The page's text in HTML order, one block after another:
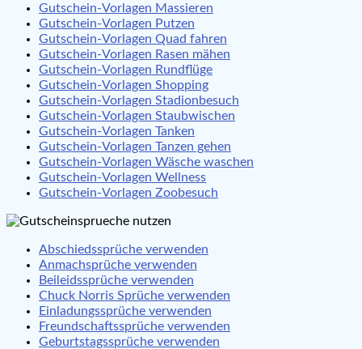
Gutschein-Vorlagen Massieren
Gutschein-Vorlagen Putzen
Gutschein-Vorlagen Quad fahren
Gutschein-Vorlagen Rasen mähen
Gutschein-Vorlagen Rundflüge
Gutschein-Vorlagen Shopping
Gutschein-Vorlagen Stadionbesuch
Gutschein-Vorlagen Staubwischen
Gutschein-Vorlagen Tanken
Gutschein-Vorlagen Tanzen gehen
Gutschein-Vorlagen Wäsche waschen
Gutschein-Vorlagen Wellness
Gutschein-Vorlagen Zoobesuch
Abschiedssprüche verwenden
Anmachsprüche verwenden
Beileidssprüche verwenden
Chuck Norris Sprüche verwenden
Einladungssprüche verwenden
Freundschaftssprüche verwenden
Geburtstagssprüche verwenden